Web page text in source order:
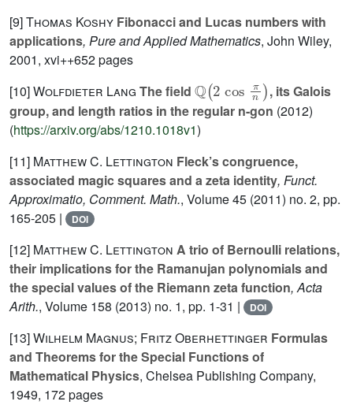
[9]Thomas Koshy Fibonacci and Lucas numbers with
applications, Pure and Applied Mathematics, John Wiley,
2001, xvi++652 pages
[10]Wolfdieter Lang The field
(2 πn
, its Galois
group, and length ratios in the regular n-gon (2012)
(https://arxiv.org/abs/1210.1018v1)
[11] Matthew C. Lettington Fleck’s congruence,
associated magic squares and a zeta identity, Funct.
Approximatio, Comment. Math., Volume 45 (2011) no. 2, pp.
165-205 |
DOI
[12] Matthew C. Lettington A trio of Bernoulli relations,
their implications for the Ramanujan polynomials and
the special values of the Riemann zeta function, Acta
Arith., Volume 158 (2013) no. 1, pp. 1-31 | DOI
[13]Wilhelm Magnus; Fritz Oberhettinger Formulas
and Theorems for the Special Functions of
Mathematical Physics, Chelsea Publishing Company,
1949, 172 pages